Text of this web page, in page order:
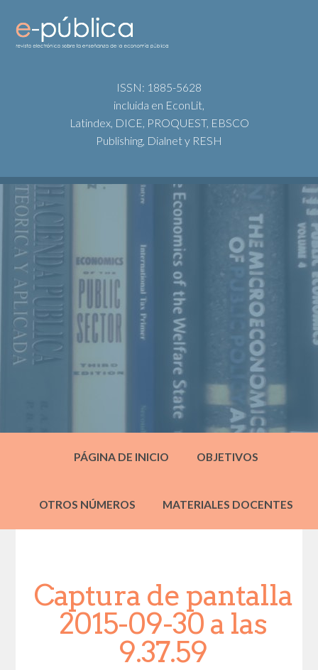
ISSN: 1885-5628
incluida en EconLit,
Latindex, DICE, PROQUEST, EBSCO
Publishing, Dialnet y RESH
PÁGINA DE INICIO OBJETIVOS
OTROS NÚMEROS MATERIALES DOCENTES
Captura de pantalla
2015-09-30 a las
9.37.59